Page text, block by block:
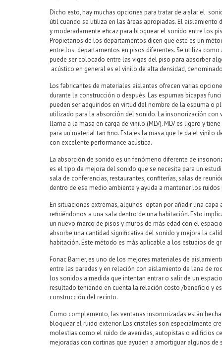
Dicho esto, hay muchas opciones para tratar de aislar el
útil cuando se utiliza en las áreas apropiadas. El aislamiento
y moderadamente eficaz para bloquear el sonido entre los
Propietarios de los departamentos dicen que este es un
entre los departamentos en pisos diferentes. Se utiliza
puede ser colocado entre las vigas del piso para absorber
acústico en general es el vinilo de alta densidad,
Los fabricantes de materiales aislantes ofrecen varias
durante la construcción o después. Las espumas bicapas
pueden ser adquiridos en virtud del nombre de la espuma o
utilizado para la absorción del sonido. La insonorización con
llama a la masa en carga de vinilo (MLV). MLV es ligero y
para un material tan fino. Esta es la masa que le da el vinilo
con excelente performance acústica.
La absorción de sonido es un fenómeno diferente de
es el tipo de mejora del sonido que se necesita para un
sala de conferencias, restaurantes, confiterías, salas de
dentro de ese medio ambiente y ayuda a mantener los
En situaciones extremas, algunos optan por añadir una capa
refiriéndonos a una sala dentro de una habitación. Esto
un nuevo marco de pisos y muros de más edad con el
absorbe una cantidad significativa del sonido y mejora la
habitación. Este método es más aplicable a los estudios de
Fonac Barrier, es uno de los mejores materiales de
entre las paredes y en relación con aislamiento de lana de
los sonidos a medida que intentan entrar o salir de un
resultado teniendo en cuenta la relación costo /beneficio y
construcción del recinto.
Como complemento, las ventanas insonorizadas están
bloquear el ruido exterior. Los cristales son especialmente
molestias como el ruido de avenidas, autopistas o edificios
mejoradas con cortinas que ayuden a amortiguar algunos de